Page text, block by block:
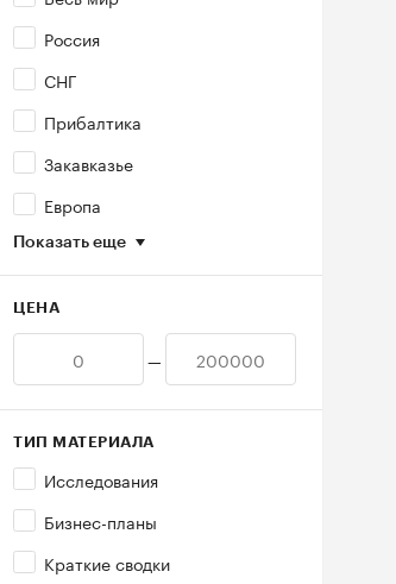
Россия
СНГ
Прибалтика
Закавказье
Европа
Показать еще
ЦЕНА
—
ТИП МАТЕРИАЛА
Исследования
Бизнес-планы
Краткие сводки